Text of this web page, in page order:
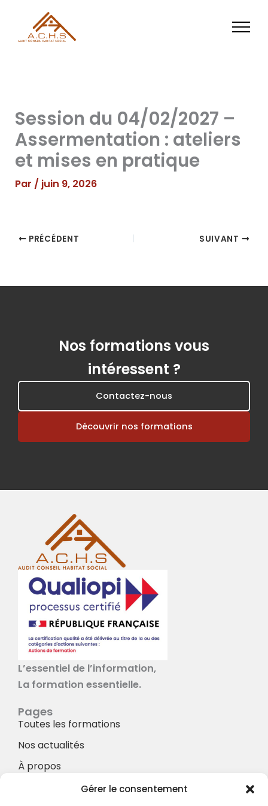
Gérer le consentement
contenu
Session du 04/02/2027 –
Assermentation : ateliers
et mises en pratique
Par / juin 9, 2026
PRÉCÉDENT SUIVANT
Nos formations vous
intéressent ?
Contactez-nous
Découvrir nos formations
L’essentiel de l’information,
La formation essentielle.
Pages
Toutes les formations
Nos actualités
À propos